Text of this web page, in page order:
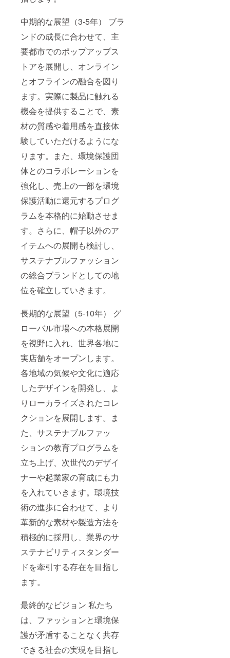
中期的な展望（3-5年） ブラ
ンドの成長に合わせて、主
要都市でのポップアップス
トアを展開し、オンライン
とオフラインの融合を図り
ます。実際に製品に触れる
機会を提供することで、素
材の質感や着用感を直接体
験していただけるようにな
ります。また、環境保護団
体とのコラボレーションを
強化し、売上の一部を環境
保護活動に還元するプログ
ラムを本格的に始動させま
す。さらに、帽子以外のア
イテムへの展開も検討し、
サステナブルファッション
の総合ブランドとしての地
位を確立していきます。
長期的な展望（5-10年） グ
ローバル市場への本格展開
を視野に入れ、世界各地に
実店舗をオープンします。
各地域の気候や文化に適応
したデザインを開発し、よ
りローカライズされたコレ
クションを展開します。ま
た、サステナブルファッ
ションの教育プログラムを
立ち上げ、次世代のデザイ
ナーや起業家の育成にも力
を入れていきます。環境技
術の進歩に合わせて、より
革新的な素材や製造方法を
積極的に採用し、業界のサ
ステナビリティスタンダー
ドを牽引する存在を目指し
ます。
最終的なビジョン 私たち
は、ファッションと環境保
護が矛盾することなく共存
できる社会の実現を目指し